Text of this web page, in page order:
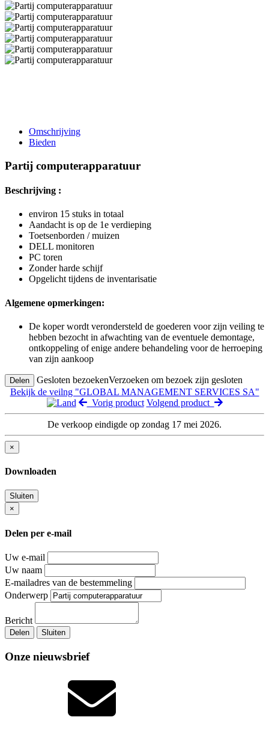
Omschrijving
Bieden
Partij computerapparatuur
Beschrijving :
environ 15 stuks in totaal
Aandacht is op de 1e verdieping
Toetsenborden / muizen
DELL monitoren
PC toren
Zonder harde schijf
Opgelicht tijdens de inventarisatie
Algemene opmerkingen:
De koper wordt verondersteld de goederen voor zijn veiling te
hebben bezocht in afwachting van de eventuele demontage,
ontkoppeling of enige andere behandeling voor de herroeping
van zijn aankoop
Delen Gesloten bezoekenVerzoeken om bezoek zijn gesloten
Bekijk de veilng "GLOBAL MANAGEMENT SERVICES SA"
Vorig product Volgend product
De verkoop eindigde op zondag 17 mei 2026.
×
Downloaden
Sluiten
×
Delen per e-mail
Uw e-mail
Uw naam
E-mailadres van de bestemmeling
Onderwerp
Bericht
Delen Sluiten
Onze nieuwsbrief